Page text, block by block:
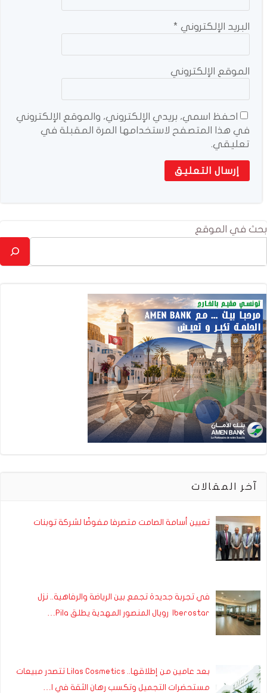
البريد الإلكتروني *
الموقع الإلكتروني
احفظ اسمي، بريدي الإلكتروني، والموقع الإلكتروني
في هذا المتصفح لاستخدامها المرة المقبلة في
تعليقي.
بحث في الموقع
آخر المقالات
تعيين أسامة الصامت متصرفا مفوضًا لشركة توبنات
في تجربة جديدة تجمع بين الرياضة والرفاهية.. نزل
Iberostar رويال المنصور المهدية يطلق Pila…
بعد عامين من إطلاقها.. Lilas Cosmetics تتصدر مبيعات
مستحضرات التجميل وتكسب رهان الثقة في ا…